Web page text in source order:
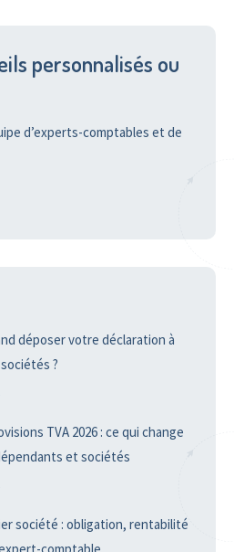
personnalisés ou
d’experts-comptables et de
déposer votre déclaration à
?
TVA 2026 : ce qui change
et sociétés
société : obligation, rentabilité